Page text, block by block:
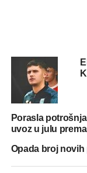
Porasla
uvoz u julu
Opada broj